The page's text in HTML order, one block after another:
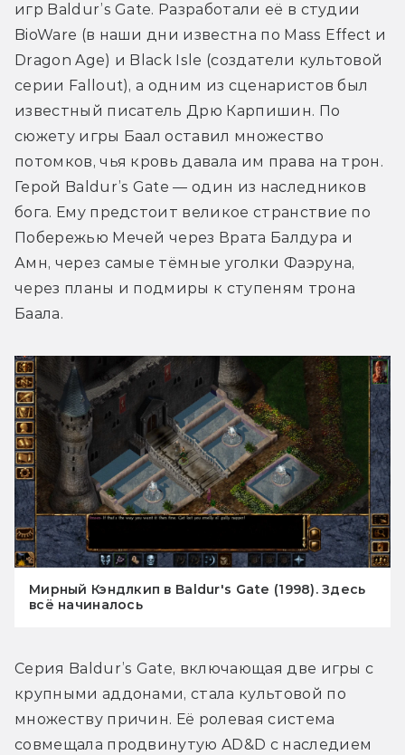
игр Baldur’s Gate. Разработали её в студии
BioWare (в наши дни известна по Mass Effect и
Dragon Age) и Black Isle (создатели культовой
серии Fallout), а одним из сценаристов был
известный писатель Дрю Карпишин. По
сюжету игры Баал оставил множество
потомков, чья кровь давала им права на трон.
Герой Baldur’s Gate — один из наследников
бога. Ему предстоит великое странствие по
Побережью Мечей через Врата Балдура и
Амн, через самые тёмные уголки Фаэруна,
через планы и подмиры к ступеням трона
Баала.
Мирный Кэндлкип в Baldur's Gate (1998). Здесь
всё начиналось
Серия Baldur’s Gate, включающая две игры с
крупными аддонами, стала культовой по
множеству причин. Её ролевая система
совмещала продвинутую AD&D с наследием